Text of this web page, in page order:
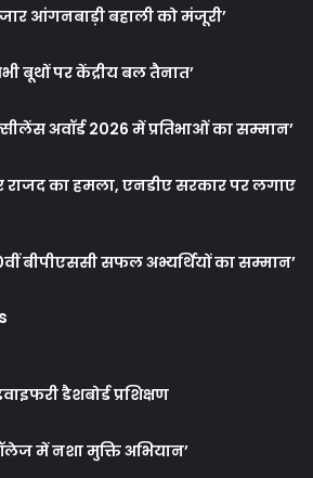
आंगनबाड़ी बहाली को मंजूरी’
बूथों पर केंद्रीय बल तैनात’
अवॉर्ड 2026 में प्रतिभाओं का सम्मान’
राजद का हमला, एनडीए सरकार पर लगाए
बीपीएससी सफल अभ्यर्थियों का सम्मान’
डैशबोर्ड प्रशिक्षण
में नशा मुक्ति अभियान’